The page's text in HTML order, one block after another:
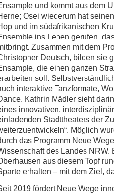
und kommt aus dem
Osei wiederum hat
und im südafrikanischen
ins Leben gerufen,
Zusammen mit dem
Deutsch, bilden sie
die einen ganzen
soll.
interaktive Tanzformate,
Kathrin Mädler sieht
innovativen,
Stadttheaters der
Möglich
das Programm Neue
des Landes NRW.
aus diesem Topf
erhalten – mit dem Ziel,
2019 fördert Neue Wege